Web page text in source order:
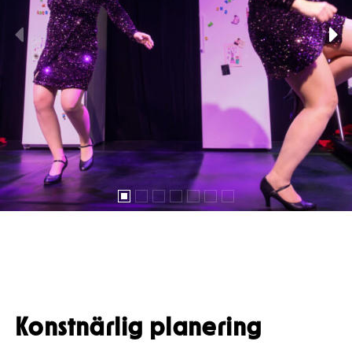
Konstnärlig planering